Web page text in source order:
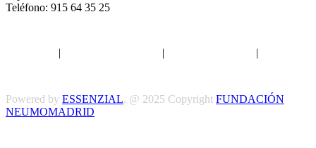
Teléfono: 915 64 35 25
| | |
Powered by ESSENZIAL. @ 2025 Copyright FUNDACIÓN
NEUMOMADRID